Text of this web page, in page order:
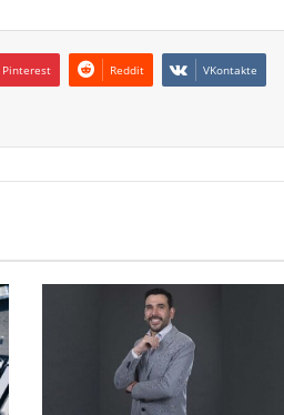
Pinterest Reddit VKontakte